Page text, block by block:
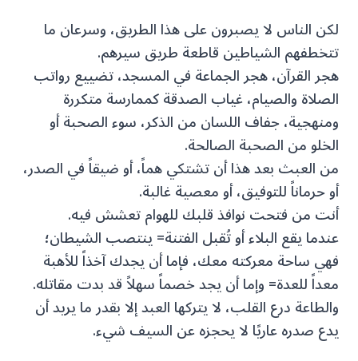
لكن الناس لا يصبرون على هذا الطريق، وسرعان ما
تتخطفهم الشياطين قاطعة طريق سيرهم.
هجر القرآن، هجر الجماعة في المسجد، تضييع رواتب
الصلاة والصيام، غياب الصدقة كممارسة متكررة
ومنهجية، جفاف اللسان من الذكر، سوء الصحبة أو
الخلو من الصحبة الصالحة.
من العبث بعد هذا أن تشتكي هماً، أو ضيقاً في الصدر،
أو حرماناً للتوفيق، أو معصية غالبة.
أنت من فتحت نوافذ قلبك للهوام تعشش فيه.
عندما يقع البلاء أو تُقبل الفتنة= ينتصب الشيطان؛
فهي ساحة معركته معك، فإما أن يجدك آخذاً للأهبة
معداً للعدة= وإما أن يجد خصماً سهلاً قد بدت مقاتله.
والطاعة درع القلب، لا يتركها العبد إلا بقدر ما يريد أن
يدع صدره عاريًا لا يحجزه عن السيف شيء.